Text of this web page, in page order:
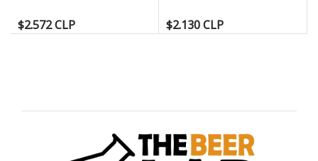
$2.572 CLP $2.130 CLP